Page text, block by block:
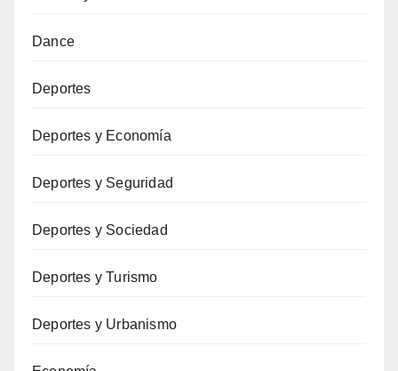
Dance
Deportes
Deportes y Economía
Deportes y Seguridad
Deportes y Sociedad
Deportes y Turismo
Deportes y Urbanismo